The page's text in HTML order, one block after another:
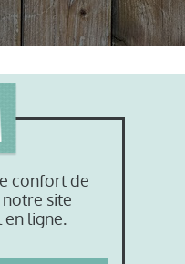
confort de
site
ligne.